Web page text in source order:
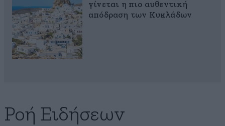
γίνεται η πιο αυθεντική
απόδραση των Κυκλάδων
Ροή Ειδήσεων